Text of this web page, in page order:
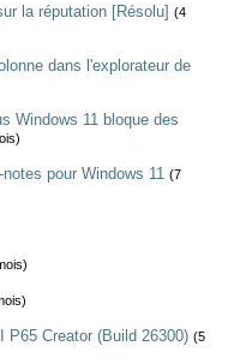
la réputation [Résolu] (4
dans l'explorateur de
Windows 11 bloque des
pour Windows 11 (7
P65 Creator (Build 26300) (5